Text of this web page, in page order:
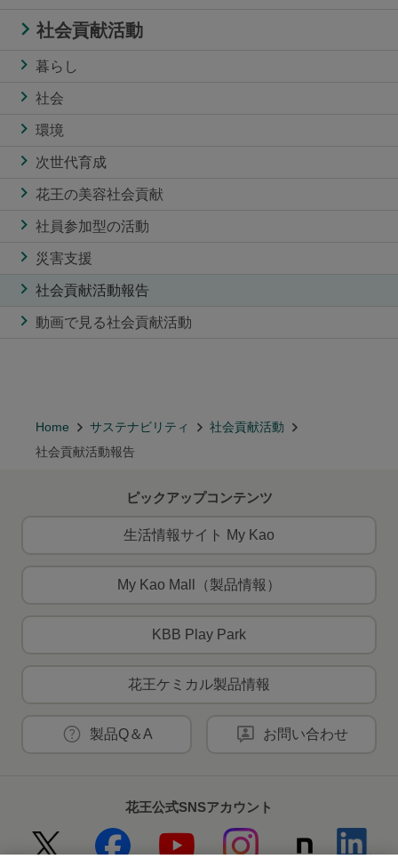
社会貢献活動
暮らし
社会
環境
次世代育成
花王の美容社会貢献
社員参加型の活動
災害支援
社会貢献活動報告
動画で見る社会貢献活動
Home サステナビリティ
社会貢献活動
社会貢献活動報告
ピックアップコンテンツ
生活情報サイト My Kao
My Kao Mall（製品情報）
KBB Play Park
花王ケミカル製品情報
製品Q＆A お問い合わせ
花王公式SNSアカウント